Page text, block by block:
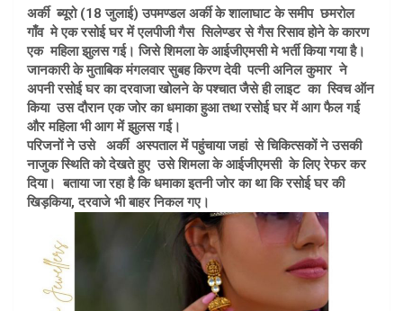
अर्की ब्यूरो (18 जुलाई) उपमण्डल अर्की के शालाघाट के समीप छमरोल
गाँव मे एक रसोई घर में एलपीजी गैस सिलेण्डर से गैस रिसाव होने के कारण
एक महिला झुलस गई। जिसे शिमला के आईजीएमसी मे भर्ती किया गया है।
जानकारी के मुताबिक मंगलवार सुबह किरण देवी पत्नी अनिल कुमार ने
अपनी रसोई घर का दरवाजा खोलने के पश्चात जैसे ही लाइट का स्विच ऑन
किया उस दौरान एक जोर का धमाका हुआ तथा रसोई घर में आग फैल गई
और महिला भी आग में झुलस गई।
परिजनों ने उसे अर्की अस्पताल में पहुंचाया जहां से चिकित्सकों ने उसकी
नाजुक स्थिति को देखते हुए उसे शिमला के आईजीएमसी के लिए रेफर कर
दिया। बताया जा रहा है कि धमाका इतनी जोर का था कि रसोई घर की
खिड़किया, दरवाजे भी बाहर निकल गए।